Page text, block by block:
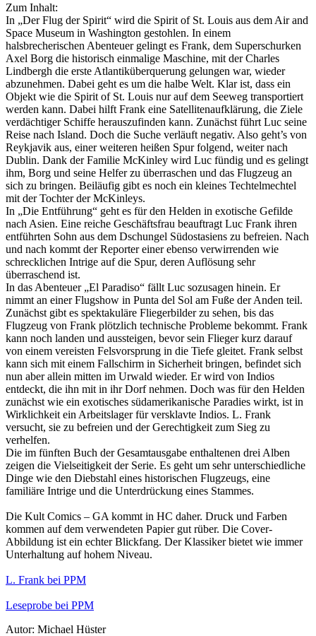
Zum Inhalt:
In „Der Flug der Spirit“ wird die Spirit of St. Louis aus dem Air and
Space Museum in Washington gestohlen. In einem
halsbrecherischen Abenteuer gelingt es Frank, dem Superschurken
Axel Borg die historisch einmalige Maschine, mit der Charles
Lindbergh die erste Atlantiküberquerung gelungen war, wieder
abzunehmen. Dabei geht es um die halbe Welt. Klar ist, dass ein
Objekt wie die Spirit of St. Louis nur auf dem Seeweg transportiert
werden kann. Dabei hilft Frank eine Satellitenaufklärung, die Ziele
verdächtiger Schiffe herauszufinden kann. Zunächst führt Luc seine
Reise nach Island. Doch die Suche verläuft negativ. Also geht’s von
Reykjavik aus, einer weiteren heißen Spur folgend, weiter nach
Dublin. Dank der Familie McKinley wird Luc fündig und es gelingt
ihm, Borg und seine Helfer zu überraschen und das Flugzeug an
sich zu bringen. Beiläufig gibt es noch ein kleines Techtelmechtel
mit der Tochter der McKinleys.
In „Die Entführung“ geht es für den Helden in exotische Gefilde
nach Asien. Eine reiche Geschäftsfrau beauftragt Luc Frank ihren
entführten Sohn aus dem Dschungel Südostasiens zu befreien. Nach
und nach kommt der Reporter einer ebenso verwirrenden wie
schrecklichen Intrige auf die Spur, deren Auflösung sehr
überraschend ist.
In das Abenteuer „El Paradiso“ fällt Luc sozusagen hinein. Er
nimmt an einer Flugshow in Punta del Sol am Fuße der Anden teil.
Zunächst gibt es spektakuläre Fliegerbilder zu sehen, bis das
Flugzeug von Frank plötzlich technische Probleme bekommt. Frank
kann noch landen und aussteigen, bevor sein Flieger kurz darauf
von einem vereisten Felsvorsprung in die Tiefe gleitet. Frank selbst
kann sich mit einem Fallschirm in Sicherheit bringen, befindet sich
nun aber allein mitten im Urwald wieder. Er wird von Indios
entdeckt, die ihn mit in ihr Dorf nehmen. Doch was für den Helden
zunächst wie ein exotisches südamerikanische Paradies wirkt, ist in
Wirklichkeit ein Arbeitslager für versklavte Indios. L. Frank
versucht, sie zu befreien und der Gerechtigkeit zum Sieg zu
verhelfen.
Die im fünften Buch der Gesamtausgabe enthaltenen drei Alben
zeigen die Vielseitigkeit der Serie. Es geht um sehr unterschiedliche
Dinge wie den Diebstahl eines historischen Flugzeugs, eine
familiäre Intrige und die Unterdrückung eines Stammes.
Die Kult Comics – GA kommt in HC daher. Druck und Farben
kommen auf dem verwendeten Papier gut rüber. Die Cover-
Abbildung ist ein echter Blickfang. Der Klassiker bietet wie immer
Unterhaltung auf hohem Niveau.
L. Frank bei PPM
Leseprobe bei PPM
Autor: Michael Hüster